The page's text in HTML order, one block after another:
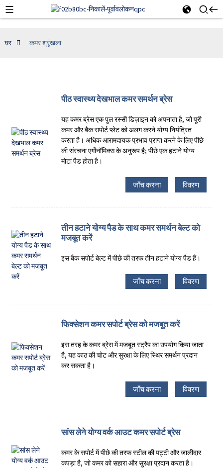
घर कमर श्रृंखला
पीठ स्वास्थ्य देखभाल कमर समर्थन ब्रेस
यह कमर ब्रेस एक पुल रस्सी डिज़ाइन को अपनाता है, जो पूरी
कमर और बैक सपोर्ट प्लेट को अलग करने योग्य नियंत्रित
करता है। अधिक आरामदायक प्रभाव प्राप्त करने के लिए पीछे
की संरचना एर्गोनॉमिक्स के अनुरूप है; पीछे एक हटाने योग्य
मोटा पैड होता है।
जाँच करना विवरण
तीन हटाने योग्य पैड के साथ कमर समर्थन बेल्ट को
मजबूत करें
इस बैक सपोर्ट बेल्ट में पीछे की तरफ तीन हटाने योग्य पैड हैं।
जाँच करना विवरण
फिक्सेशन कमर सपोर्ट ब्रेस को मजबूत करें
इस तरह के कमर ब्रेस में मजबूत स्ट्रैप का उपयोग किया जाता
है, यह काठ की चोट और सुरक्षा के लिए स्थिर समर्थन प्रदान
कर सकता है।
जाँच करना विवरण
सांस लेने योग्य वर्क आउट कमर सपोर्ट ब्रेस
कमर के सपोर्ट में पीछे की तरफ स्टील की पट्टी और जालीदार
कपड़ा है, जो कमर को सहारा और सुरक्षा प्रदान करता है।